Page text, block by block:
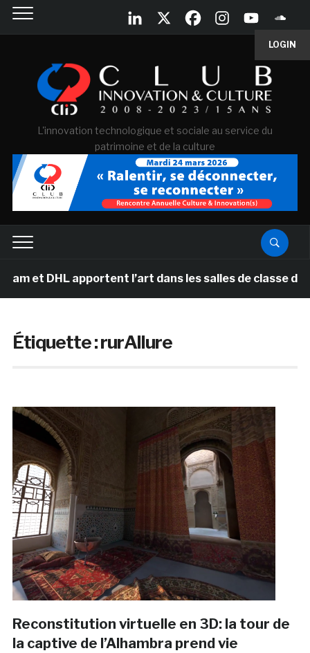
LOGIN
L'innovation technologique et sociale au service du
patrimoine et de la culture
et DHL apportent l’art dans les salles de classe des
Étiquette :rurAllure
Reconstitution virtuelle en 3D: la tour de
la captive de l’Alhambra prend vie